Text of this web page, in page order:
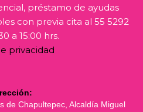
préstamo de ayudas
con previa cita al 55 5292
a 15:00 hrs.
privacidad
de Chapultepec, Alcaldía Miguel